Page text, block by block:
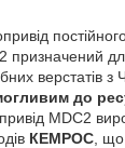
призначений
верстатів з
до
MDC2
КЕМРОС ,